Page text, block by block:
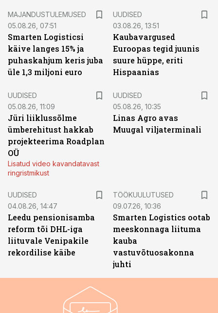
MAJANDUSTULEMUSED
05.08.26, 07:51
Smarten Logisticsi
käive langes 15% ja
puhaskahjum keris juba
üle 1,3 miljoni euro
UUDISED
03.08.26, 13:51
Kaubavargused
Euroopas tegid juunis
suure hüppe, eriti
Hispaanias
UUDISED
05.08.26, 11:09
Jüri liiklussõlme
ümberehitust hakkab
projekteerima Roadplan
OÜ
Lisatud video kavandatavast
ringristmikust
UUDISED
05.08.26, 10:35
Linas Agro avas
Muugal viljaterminali
UUDISED
04.08.26, 14:47
Leedu pensionisamba
reform tõi DHL-iga
liituvale Venipakile
rekordilise käibe
TÖÖKUULUTUSED
09.07.26, 10:36
Smarten Logistics ootab
meeskonnaga liituma
kauba
vastuvõtuosakonna
juhti